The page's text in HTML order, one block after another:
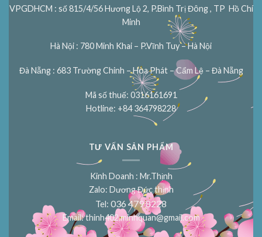
VPGDHCM : số 815/4/56 Hương Lộ 2, P.Bình Trị Đông , TP Hồ Chí
Minh
Hà Nội : 780 Minh Khai – P.Vĩnh Tuy – Hà Nội
Đà Nẵng : 683 Trường Chinh – Hòa Phát – Cẩm Lệ – Đà Nẵng
Mã số thuế: 0316161691
Hotline: +84 364798228
TƯ VẤN SẢN PHẨM
Kinh Doanh : Mr.Thịnh
Zalo: Dương Đức thịnh
Tel: 036 479 8228
Email:thinh402.minhquan@gmail.com